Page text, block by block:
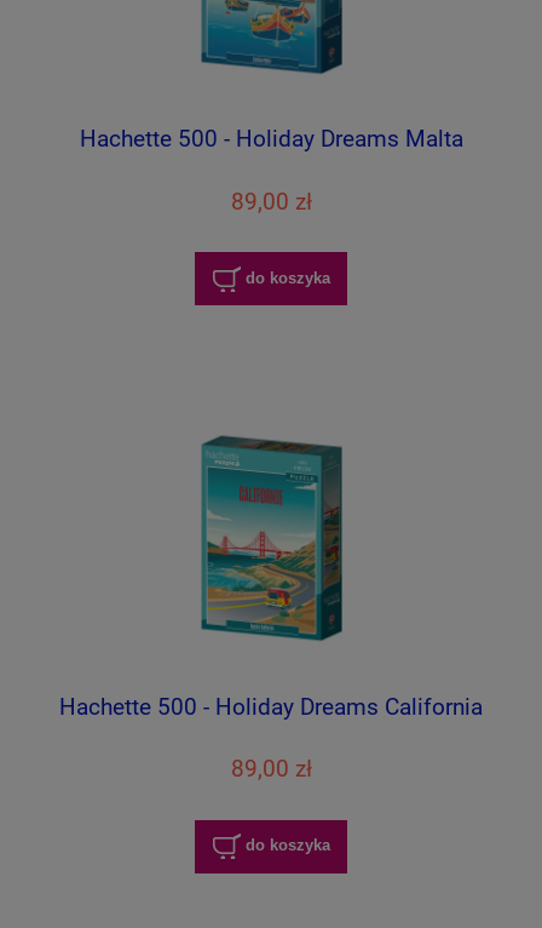
Hachette 500 - Holiday Dreams Malta
89,00 zł
do koszyka
Hachette 500 - Holiday Dreams California
89,00 zł
do koszyka